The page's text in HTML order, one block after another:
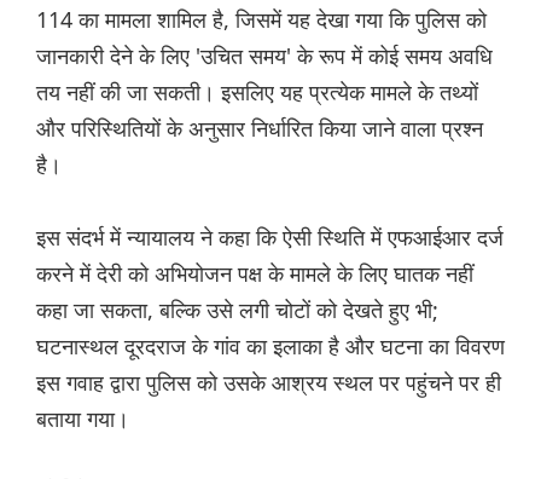
114 का मामला शामिल है, जिसमें यह देखा गया कि पुलिस को
जानकारी देने के लिए 'उचित समय' के रूप में कोई समय अवधि
तय नहीं की जा सकती। इसलिए यह प्रत्येक मामले के तथ्यों
और परिस्थितियों के अनुसार निर्धारित किया जाने वाला प्रश्न
है।
इस संदर्भ में न्यायालय ने कहा कि ऐसी स्थिति में एफआईआर दर्ज
करने में देरी को अभियोजन पक्ष के मामले के लिए घातक नहीं
कहा जा सकता, बल्कि उसे लगी चोटों को देखते हुए भी;
घटनास्थल दूरदराज के गांव का इलाका है और घटना का विवरण
इस गवाह द्वारा पुलिस को उसके आश्रय स्थल पर पहुंचने पर ही
बताया गया।